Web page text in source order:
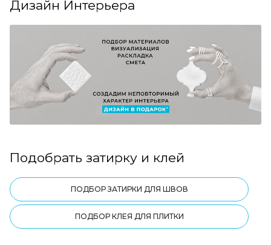
Дизайн Интерьера
Подобрать затирку и клей
ПОДБОР ЗАТИРКИ ДЛЯ ШВОВ
ПОДБОР КЛЕЯ ДЛЯ ПЛИТКИ